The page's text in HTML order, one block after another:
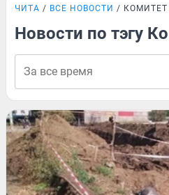
ЧИТА ВСЕ НОВОСТИ
Новости по тэгу